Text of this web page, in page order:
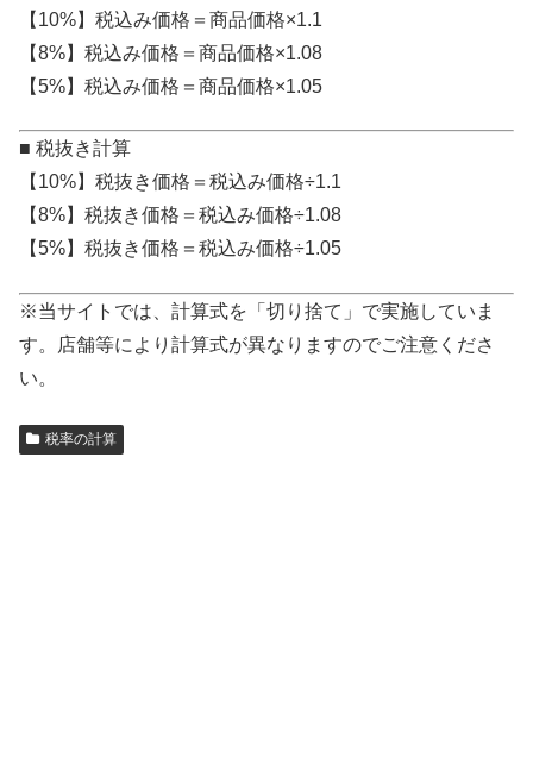
【10%】税込み価格＝商品価格×1.1
【8%】税込み価格＝商品価格×1.08
【5%】税込み価格＝商品価格×1.05
■ 税抜き計算
【10%】税抜き価格＝税込み価格÷1.1
【8%】税抜き価格＝税込み価格÷1.08
【5%】税抜き価格＝税込み価格÷1.05
※当サイトでは、計算式を「切り捨て」で実施していま
す。店舗等により計算式が異なりますのでご注意くださ
い。
税率の計算